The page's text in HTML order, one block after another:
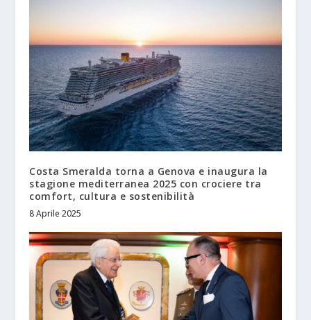
Costa Smeralda torna a Genova e inaugura la
stagione mediterranea 2025 con crociere tra
comfort, cultura e sostenibilità
8 Aprile 2025